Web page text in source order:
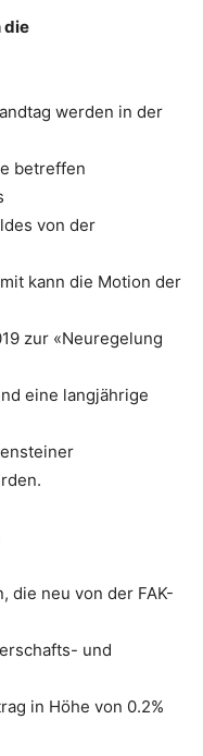
die
werden in der
betreffen
von der
kann die Motion der
zur «Neuregelung
eine langjährige
die neu von der FAK-
und
in Höhe von 0.2%